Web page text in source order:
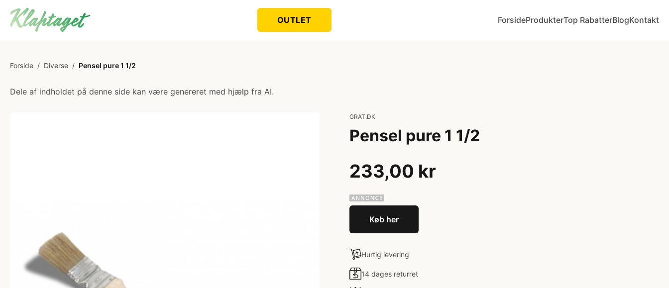
OUTLET ForsideProdukterTop RabatterBlogKontakt
Forside / Diverse / Pensel pure 1 1/2
Dele af indholdet på denne side kan være genereret med hjælp fra AI.
GRAT.DK
Pensel pure 1 1/2
233,00 kr
Køb her
Hurtig levering
14 dages returret